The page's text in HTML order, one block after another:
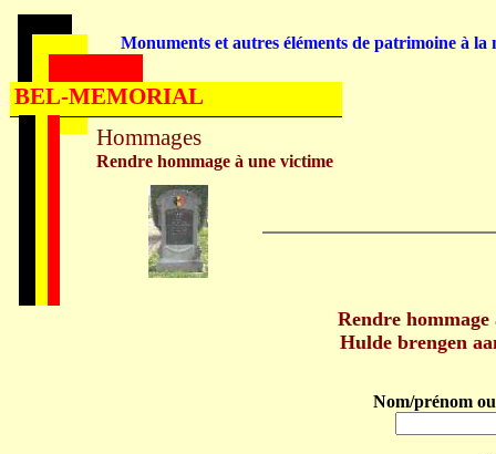
Rendre
Hulde brengen
Nom/prénom
Hommages
Rendre hommage à une victime
Monuments et autres éléments de patrimoine à la
BEL-MEMORIAL